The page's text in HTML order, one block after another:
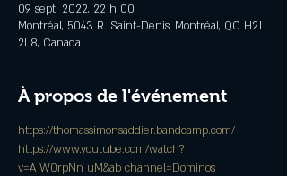
09 sept. 2022, 22 h 00
Montréal, 5043 R. Saint-Denis, Montréal, QC H2J
2L8, Canada
À propos de l'événement
https://thomassimonsaddier.bandcamp.com/
https://www.youtube.com/watch?
v=A_W0rpNn_uM&ab_channel=Dominos